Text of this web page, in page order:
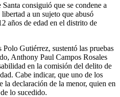
consiguió que se condene a
a un sujeto que abusó
años de edad en el distrito de
Gutiérrez, sustentó las pruebas
Anthony Paul Campos Rosales
en la comisión del delito de
Cabe indicar, que uno de los
la declaración de la menor, quien en
lo sucedido.